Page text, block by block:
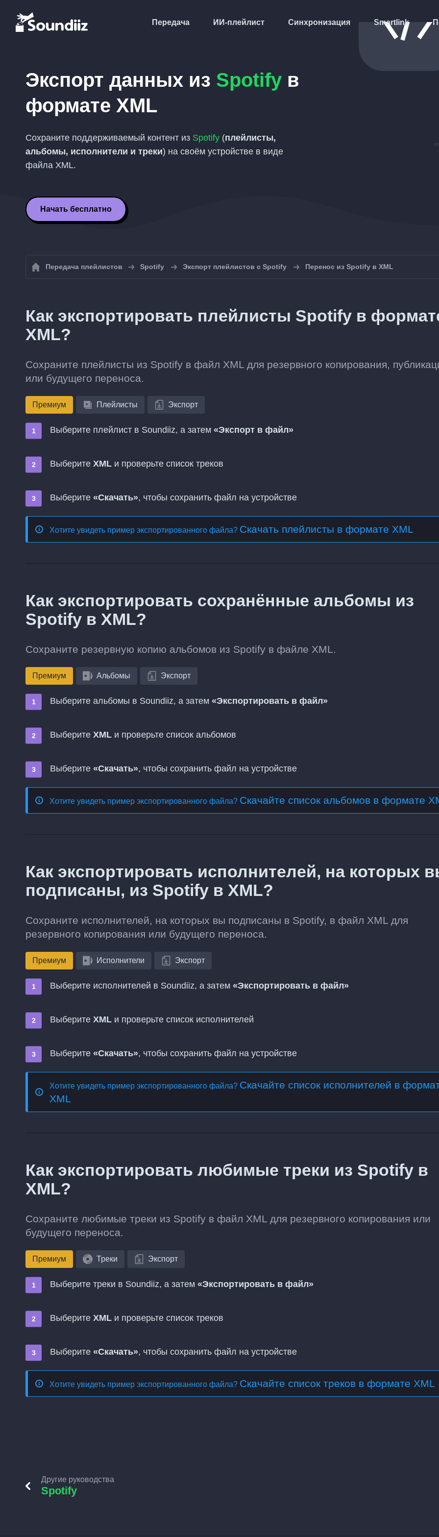
Передача ИИ-плейлист Синхронизация Smartlink
Экспорт данных из Spotify в
формате XML
Сохраните поддерживаемый контент из Spotify (плейлисты,
альбомы, исполнители и треки) на своём устройстве в виде
файла XML.
Начать бесплатно
Передача плейлистов Spotify Экспорт плейлистов с Spotify Перенос из Spotify в XML
Как экспортировать плейлисты Spotify в
XML?
Сохраните плейлисты из Spotify в файл XML для резервного копирования,
или будущего переноса.
Премиум Плейлисты Экспорт
Выберите плейлист в Soundiiz, а затем «Экспорт в файл»
Выберите XML и проверьте список треков
Выберите «Скачать», чтобы сохранить файл на устройстве
Хотите увидеть пример экспортированного файла? Скачать плейлисты в формате XML
Как экспортировать сохранённые альбомы из
Spotify в XML?
Сохраните резервную копию альбомов из Spotify в файле XML.
Премиум Альбомы Экспорт
Выберите альбомы в Soundiiz, а затем «Экспортировать в файл»
Выберите XML и проверьте список альбомов
Выберите «Скачать», чтобы сохранить файл на устройстве
Хотите увидеть пример экспортированного файла? Скачайте список альбомов в формате
Как экспортировать исполнителей, на которых
подписаны, из Spotify в XML?
Сохраните исполнителей, на которых вы подписаны в Spotify, в файл XML для
резервного копирования или будущего переноса.
Премиум Исполнители Экспорт
Выберите исполнителей в Soundiiz, а затем «Экспортировать в файл»
Выберите XML и проверьте список исполнителей
Выберите «Скачать», чтобы сохранить файл на устройстве
Хотите увидеть пример экспортированного файла? Скачайте список исполнителей в
XML
Как экспортировать любимые треки из Spotify в
XML?
Сохраните любимые треки из Spotify в файл XML для резервного копирования или
будущего переноса.
Премиум Треки Экспорт
Выберите треки в Soundiiz, а затем «Экспортировать в файл»
Выберите XML и проверьте список треков
Выберите «Скачать», чтобы сохранить файл на устройстве
Хотите увидеть пример экспортированного файла? Скачайте список треков в формате XML
Другие руководства
Spotify